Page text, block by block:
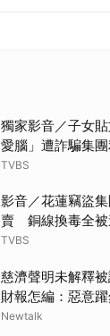
獨家影音／子女
愛腦」遭詐騙集
TVBS
影音／花蓮竊盜
賣 銅線換毒全被
TVBS
慈濟聲明未解釋
財報怎編：惡意
Newtalk